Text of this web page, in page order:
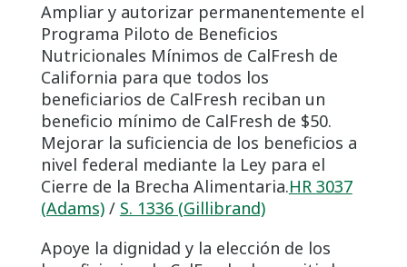
Ampliar y autorizar permanentemente el
Programa Piloto de Beneficios
Nutricionales Mínimos de CalFresh de
California para que todos los
beneficiarios de CalFresh reciban un
beneficio mínimo de CalFresh de $50.
Mejorar la suficiencia de los beneficios a
nivel federal mediante la Ley para el
Cierre de la Brecha Alimentaria.HR 3037
(Adams)/ S. 1336 (Gillibrand)
Apoye la dignidad y la elección de los